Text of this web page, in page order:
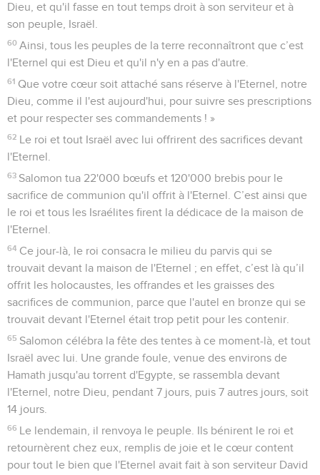
Dieu, et qu'il fasse en tout temps droit à son serviteur et à
son peuple, Israël.
60 Ainsi, tous les peuples de la terre reconnaîtront que c’est
l'Eternel qui est Dieu et qu'il n'y en a pas d'autre.
61 Que votre cœur soit attaché sans réserve à l'Eternel, notre
Dieu, comme il l'est aujourd'hui, pour suivre ses prescriptions
et pour respecter ses commandements ! »
62 Le roi et tout Israël avec lui offrirent des sacrifices devant
l'Eternel.
63 Salomon tua 22'000 bœufs et 120'000 brebis pour le
sacrifice de communion qu'il offrit à l'Eternel. C’est ainsi que
le roi et tous les Israélites firent la dédicace de la maison de
l'Eternel.
64 Ce jour-là, le roi consacra le milieu du parvis qui se
trouvait devant la maison de l'Eternel ; en effet, c’est là qu’il
offrit les holocaustes, les offrandes et les graisses des
sacrifices de communion, parce que l'autel en bronze qui se
trouvait devant l'Eternel était trop petit pour les contenir.
65 Salomon célébra la fête des tentes à ce moment-là, et tout
Israël avec lui. Une grande foule, venue des environs de
Hamath jusqu'au torrent d'Egypte, se rassembla devant
l'Eternel, notre Dieu, pendant 7 jours, puis 7 autres jours, soit
14 jours.
66 Le lendemain, il renvoya le peuple. Ils bénirent le roi et
retournèrent chez eux, remplis de joie et le cœur content
pour tout le bien que l'Eternel avait fait à son serviteur David